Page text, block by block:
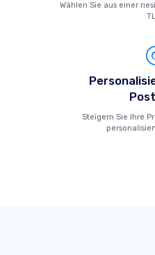
Wählen Sie aus einer
Steigern Sie Ihre